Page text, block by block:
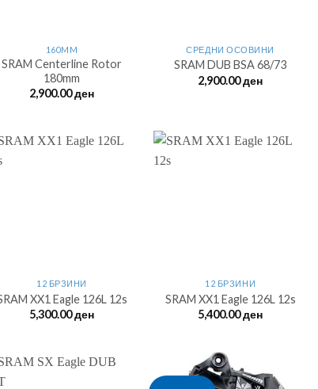
160MM
SRAM Centerline Rotor
180mm
2,900.00ден
СРЕДНИ ОСОВИНИ
SRAM DUB BSA 68/73
2,900.00ден
12 БРЗИНИ
XX1 Eagle 126L 12s
5,300.00ден
12 БРЗИНИ
SRAM XX1 Eagle 126L 12s
5,400.00ден